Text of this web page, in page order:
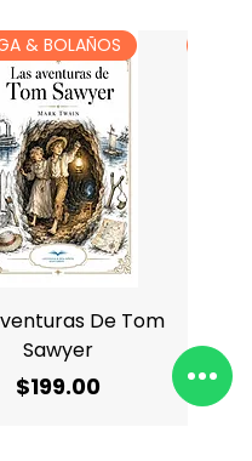
& BOLAÑOS
De Tom
Sawyer
Precio
$199.00